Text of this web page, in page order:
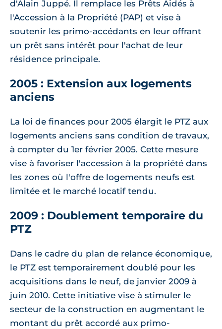
d'Alain Juppé. Il remplace les Prêts Aidés à
l'Accession à la Propriété (PAP) et vise à
soutenir les primo-accédants en leur offrant
un prêt sans intérêt pour l'achat de leur
résidence principale.
2005 : Extension aux logements
anciens
La loi de finances pour 2005 élargit le PTZ aux
logements anciens sans condition de travaux,
à compter du 1er février 2005. Cette mesure
vise à favoriser l'accession à la propriété dans
les zones où l'offre de logements neufs est
limitée et le marché locatif tendu.
2009 : Doublement temporaire du
PTZ
Dans le cadre du plan de relance économique,
le PTZ est temporairement doublé pour les
acquisitions dans le neuf, de janvier 2009 à
juin 2010. Cette initiative vise à stimuler le
secteur de la construction en augmentant le
montant du prêt accordé aux primo-